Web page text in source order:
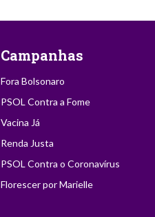
Campanhas
Fora Bolsonaro
PSOL Contra a Fome
Vacina Já
Renda Justa
PSOL Contra o Coronavírus
Florescer por Marielle